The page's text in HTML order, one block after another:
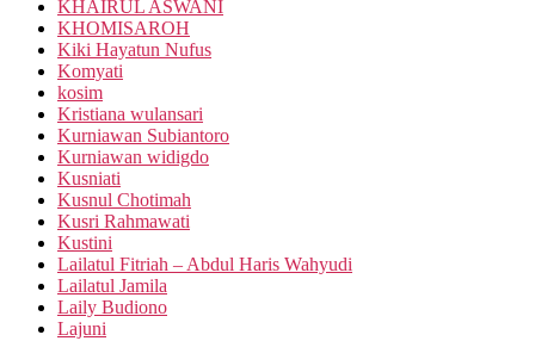
KHAIRUL ASWANI
KHOMISAROH
Kiki Hayatun Nufus
Komyati
kosim
Kristiana wulansari
Kurniawan Subiantoro
Kurniawan widigdo
Kusniati
Kusnul Chotimah
Kusri Rahmawati
Kustini
Lailatul Fitriah – Abdul Haris Wahyudi
Lailatul Jamila
Laily Budiono
Lajuni